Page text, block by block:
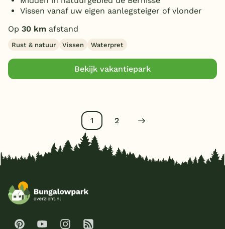
Vissen vanaf uw eigen aanlegsteiger of vlonder
Op 30 km afstand
Rust & natuur Vissen Waterpret
Bekijk vakantiepark
1 2